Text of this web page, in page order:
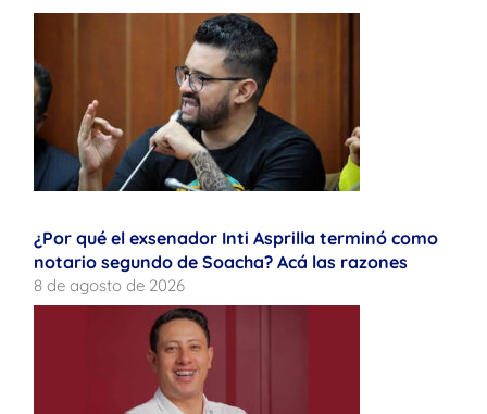
¿Por qué el exsenador Inti Asprilla terminó como
notario segundo de Soacha? Acá las razones
8 de agosto de 2026